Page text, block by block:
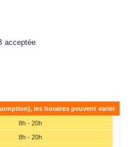
acceptée
les horaires peuvent varier
8h - 20h
8h - 20h